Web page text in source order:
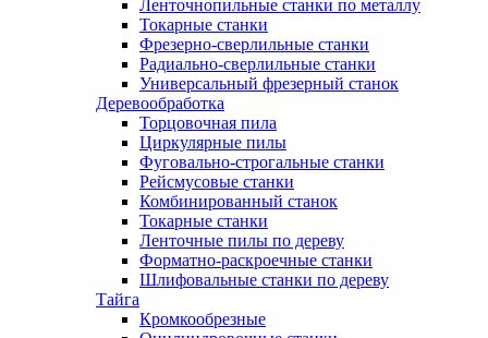
Ленточнопильные станки по металлу
Токарные станки
Фрезерно-сверлильные станки
Радиально-сверлильные станки
Универсальный фрезерный станок
Деревообработка
Торцовочная пила
Циркулярные пилы
Фуговально-строгальные станки
Рейсмусовые станки
Комбинированный станок
Токарные станки
Ленточные пилы по дереву
Форматно-раскроечные станки
Шлифовальные станки по дереву
Тайга
Кромкообрезные